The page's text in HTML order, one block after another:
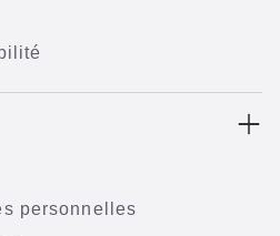
personnelles